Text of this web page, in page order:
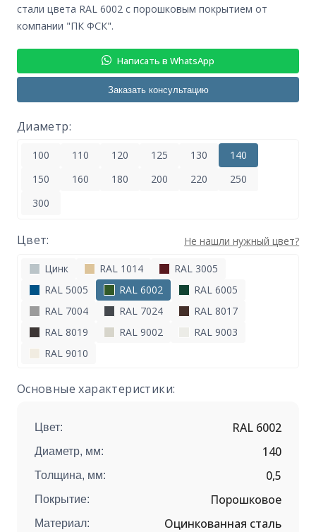
стали цвета RAL 6002 с порошковым покрытием от
компании "ПК ФСК".
Написать в WhatsApp
Заказать консультацию
Диаметр:
100 110 120 125 130
140
150
160 180 200 220
250
300
Цвет: Не нашли нужный цвет?
Цинк RAL 1014
RAL 3005
RAL 5005
RAL 6002
RAL 6005
RAL 7004
RAL 7024
RAL 8017
RAL 8019
RAL 9002
RAL 9003
RAL 9010
Основные характеристики:
Цвет: RAL 6002
Диаметр, мм: 140
Толщина, мм: 0,5
Покрытие: Порошковое
Материал: Оцинкованная сталь